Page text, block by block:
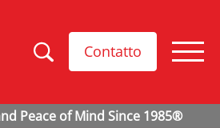
Contatto